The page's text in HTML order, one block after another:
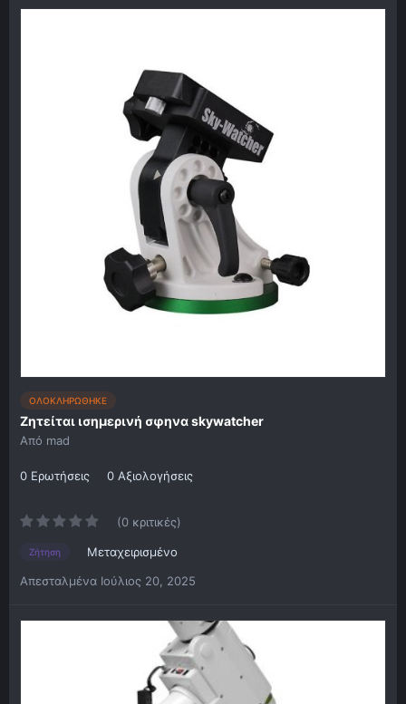
ΟΛΟΚΛΗΡΩΘΗΚΕ
Ζητείται ισημερινή σφηνα skywatcher
Από mad
0 Ερωτήσεις 0 Αξιολογήσεις
(0 κριτικές)
Ζήτηση Μεταχειρισμένο
Απεσταλμένα Ιούλιος 20, 2025